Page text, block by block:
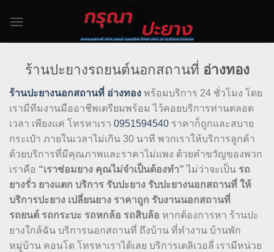
ร้านปะยางรถยนต์นอกสถานที่ อ่างทอง
ร้านปะยางนอกสถานที่ อ่างทอง พร้อมบริการ 24 ชั่วโมง โดย
เรามีทีมงานมืออาชีพเตรียมพร้อม ไว้คอยบริการท่านตลอด
เวลา เพียงแค่ โทรหาเรา 0951594540 ราคาก็ถูกและสบาย
กระเป๋า ภายในเวลาไม่เกิน 30 นาที พวกเราให้บริการลูกค้า
ด้วยบริการที่มีคุณภาพและราคาไม่แพง ด้วยคำขวัญของพวก
เราคือ “เราซ่อมยาง คุณไม่จำเป็นต้องทำ” ไม่ว่าจะเป็น รถ
ยางรั่ว ยางแตก บริการ รับปะยาง รับปะยางนอกสถานที่ ให้
บริการปะยาง เปลี่ยนยาง ราคาถูก รับงานนอกสถานที่
รถยนต์ รถกระบะ รถหกล้อ รถสิบล้อ หากต้องการหา ร้านปะ
ยางใกล้ฉัน บริการนอกสถานที่ ถึงบ้าน ที่ทำงาน บ้านพัก
หมู่บ้าน คอนโด โทรหาเราได้เลย บริการเดลิเวอลี่ เรามีหน่วย